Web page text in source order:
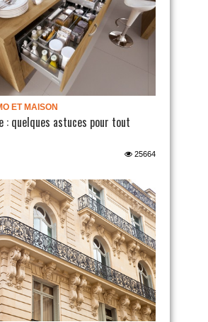
ET MAISON
: quelques astuces pour tout
25664